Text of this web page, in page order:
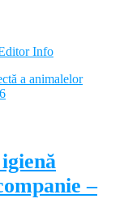
Info
–